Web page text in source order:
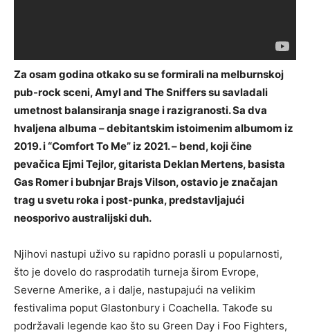
Za osam godina otkako su se formirali na melburnskoj
pub-rock sceni, Amyl and The Sniffers su savladali
umetnost balansiranja snage i razigranosti. Sa dva
hvaljena albuma – debitantskim istoimenim albumom iz
2019. i “Comfort To Me” iz 2021. – bend, koji čine
pevačica Ejmi Tejlor, gitarista Deklan Mertens, basista
Gas Romer i bubnjar Brajs Vilson, ostavio je značajan
trag u svetu roka i post-punka, predstavljajući
neosporivo australijski duh.
Njihovi nastupi uživo su rapidno porasli u popularnosti,
što je dovelo do rasprodatih turneja širom Evrope,
Severne Amerike, a i dalje, nastupajući na velikim
festivalima poput Glastonbury i Coachella. Takođe su
podržavali legende kao što su Green Day i Foo Fighters,